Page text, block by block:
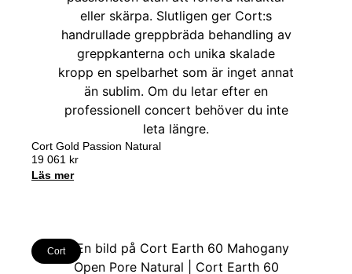
Cort Gold Passion Natural
19 061 kr
Läs mer
Cort